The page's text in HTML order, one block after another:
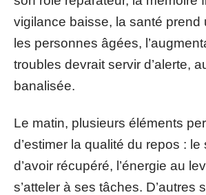
vigilance baisse, la santé prend
les personnes âgées,
troubles devrait servir d’alerte,
banalisée.
Le matin, plusieurs éléments
d’estimer la qualité du repos : le
d’avoir récupéré, l’énergie au
s’atteler à ses tâches. D’autres